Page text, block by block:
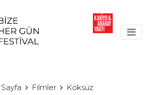
Filmler Köksüz